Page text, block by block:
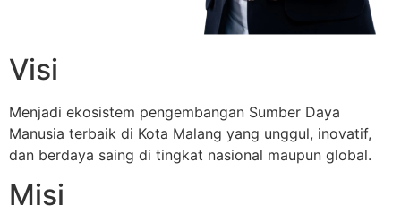
Visi
Menjadi ekosistem pengembangan Sumber Daya
Manusia terbaik di Kota Malang yang unggul, inovatif,
dan berdaya saing di tingkat nasional maupun global.
Misi